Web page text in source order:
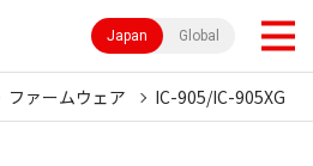
Japan Global
ファームウェア IC-905/IC-905XG